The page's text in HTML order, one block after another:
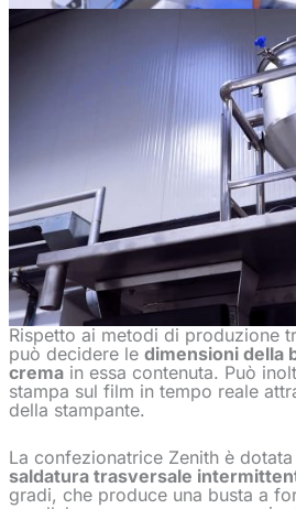
Rispetto ai metodi di produzione
può decidere le dimensioni della
crema in essa contenuta. Può
stampa sul film in tempo reale
della stampante.
La confezionatrice Zenith è dotata
saldatura trasversale
gradi, che produce una busta a